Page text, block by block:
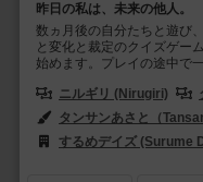
昨日の私は、未来の他人。
数ヵ月後の自分たちと遊び
と変化と裁定のクイズゲー
始めます。プレイの途中で
ニルギリ (Nirugiri)
タンサンあさと（
するめデイズ (Surume